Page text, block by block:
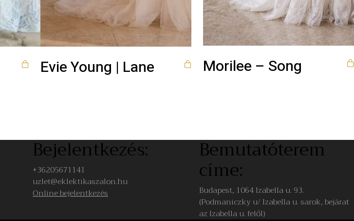
Evie Young | Lane Morilee – Song
Bejelentkezés:
+36205671141
uzlet@eklektikaszalon.hu
Online bejelentkezés
Bemutatóterem
címe:
Budapest, 1064 Izabella u. 93.
(Podmaniczky u/ Izabella u. sarok, bejárat
az Izabella u. felől)